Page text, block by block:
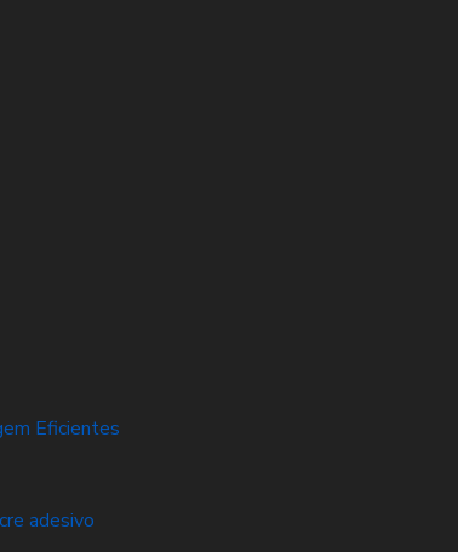
Eficientes
adesivo